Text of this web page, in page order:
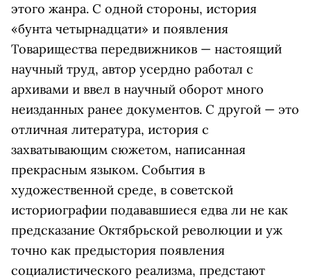
этого жанра. С одной стороны, история
«бунта четырнадцати» и появления
Товарищества передвижников — настоящий
научный труд, автор усердно работал с
архивами и ввел в научный оборот много
неизданных ранее документов. С другой — это
отличная литература, история с
захватывающим сюжетом, написанная
прекрасным языком. События в
художественной среде, в советской
историографии подававшиеся едва ли не как
предсказание Октябрьской революции и уж
точно как предыстория появления
социалистического реализма, предстают